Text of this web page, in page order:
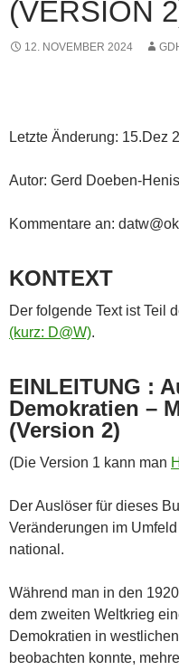
(VERSION
12. NOVEMBER 2024
Letzte Änderung: 15.Dez
Autor: Gerd Doeben-
Kommentare an:
KONTEXT
Der folgende Text ist Teil
(kurz: D@W).
EINLEITUNG :
Demokratien –
(Version 2)
(Die Version 1 kann man
Der Auslöser für dieses
Veränderungen im
national.
Während man in den
dem zweiten Weltkrieg
Demokratien in
beobachten konnte,